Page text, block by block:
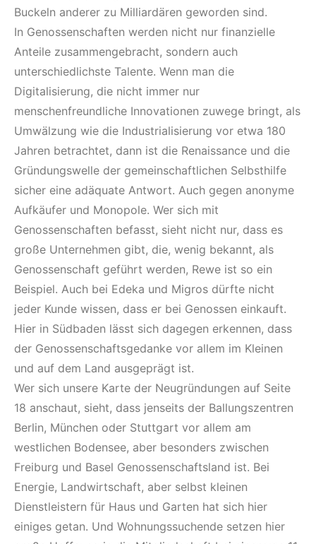
Buckeln anderer zu Milliardären geworden sind.
In Genossenschaften werden nicht nur finanzielle
Anteile zusammengebracht, sondern auch
unterschiedlichste Talente. Wenn man die
Digitalisierung, die nicht immer nur
menschenfreundliche Innovationen zuwege bringt, als
Umwälzung wie die Industrialisierung vor etwa 180
Jahren betrachtet, dann ist die Renaissance und die
Gründungswelle der gemeinschaftlichen Selbsthilfe
sicher eine adäquate Antwort. Auch gegen anonyme
Aufkäufer und Monopole. Wer sich mit
Genossenschaften befasst, sieht nicht nur, dass es
große Unternehmen gibt, die, wenig bekannt, als
Genossenschaft geführt werden, Rewe ist so ein
Beispiel. Auch bei Edeka und Migros dürfte nicht
jeder Kunde wissen, dass er bei Genossen einkauft.
Hier in Südbaden lässt sich dagegen erkennen, dass
der Genossenschaftsgedanke vor allem im Kleinen
und auf dem Land ausgeprägt ist.
Wer sich unsere Karte der Neugründungen auf Seite
18 anschaut, sieht, dass jenseits der Ballungszentren
Berlin, München oder Stuttgart vor allem am
westlichen Bodensee, aber besonders zwischen
Freiburg und Basel Genossenschaftsland ist. Bei
Energie, Landwirtschaft, aber selbst kleinen
Dienstleistern für Haus und Garten hat sich hier
einiges getan. Und Wohnungssuchende setzen hier